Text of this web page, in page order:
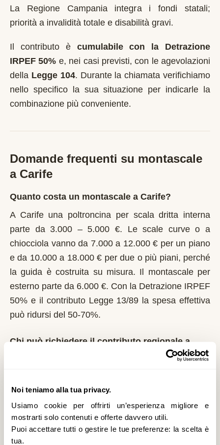
Noi teniamo alla tua privacy.
Usiamo cookie per offrirti un’esperienza migliore e
mostrarti solo contenuti e offerte davvero utili.
Puoi accettare tutti o gestire le tue preferenze: la scelta è
tua.
La Regione Campania integra i fondi statali;
priorità a invalidità totale e disabilità gravi.
Il contributo è cumulabile con la Detrazione
IRPEF 50% e, nei casi previsti, con le agevolazioni
della Legge 104. Durante la chiamata verifichiamo
nello specifico la sua situazione per indicarle la
combinazione più conveniente.
Domande frequenti su montascale
a Carife
Quanto costa un montascale a Carife?
A Carife una poltroncina per scala dritta interna
parte da 3.000 – 5.000 €. Le scale curve o a
chiocciola vanno da 7.000 a 12.000 € per un piano
e da 10.000 a 18.000 € per due o più piani, perché
la guida è costruita su misura. Il montascale per
esterno parte da 6.000 €. Con la Detrazione IRPEF
50% e il contributo Legge 13/89 la spesa effettiva
può ridursi del 50-70%.
Chi può richiedere il contributo regionale a
13/89 con L.R. 11/2007. Domanda al Comune
entro il 1° marzo di ogni anno. La Regione
Campania integra i fondi statali; priorità a invalidità
totale e disabilità gravi. È un contributo a fondo